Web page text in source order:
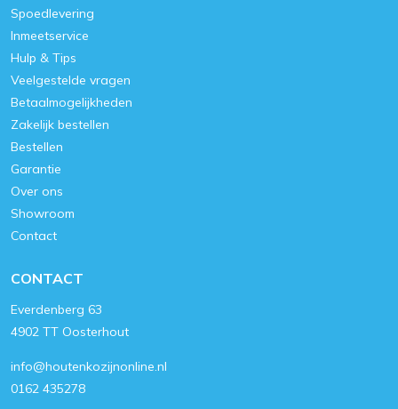
Spoedlevering
Inmeetservice
Hulp & Tips
Veelgestelde vragen
Betaalmogelijkheden
Zakelijk bestellen
Bestellen
Garantie
Over ons
Showroom
Contact
CONTACT
Everdenberg 63
4902 TT Oosterhout
info@houtenkozijnonline.nl
0162 435278